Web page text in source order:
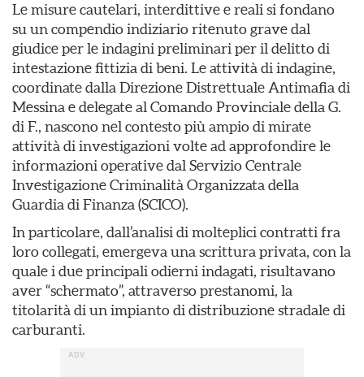
Le misure cautelari, interdittive e reali si fondano
su un compendio indiziario ritenuto grave dal
giudice per le indagini preliminari per il delitto di
intestazione fittizia di beni. Le attività di indagine,
coordinate dalla Direzione Distrettuale Antimafia di
Messina e delegate al Comando Provinciale della G.
di F., nascono nel contesto più ampio di mirate
attività di investigazioni volte ad approfondire le
informazioni operative dal Servizio Centrale
Investigazione Criminalità Organizzata della
Guardia di Finanza (SCICO).
In particolare, dall’analisi di molteplici contratti fra
loro collegati, emergeva una scrittura privata, con la
quale i due principali odierni indagati, risultavano
aver “schermato”, attraverso prestanomi, la
titolarità di un impianto di distribuzione stradale di
carburanti.